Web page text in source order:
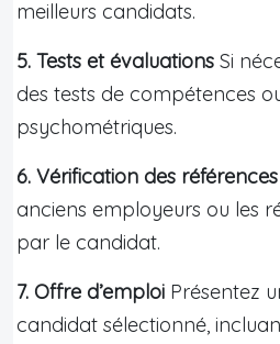
meilleurs candidats.
5. Tests et évaluations Si
des tests de compétences
psychométriques.
6. Vérification des références
anciens employeurs ou les
par le candidat.
7. Offre d’emploi Présentez
candidat sélectionné,